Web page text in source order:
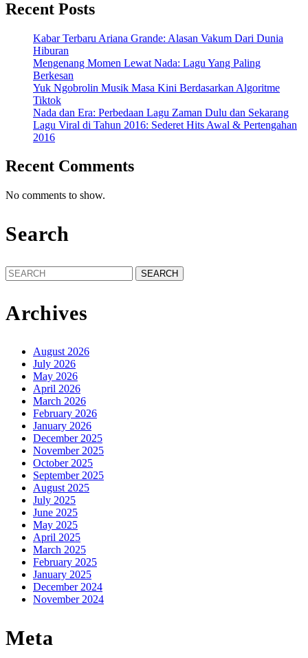
Recent Posts
Kabar Terbaru Ariana Grande: Alasan Vakum Dari Dunia
Hiburan
Mengenang Momen Lewat Nada: Lagu Yang Paling
Berkesan
Yuk Ngobrolin Musik Masa Kini Berdasarkan Algoritme
Tiktok
Nada dan Era: Perbedaan Lagu Zaman Dulu dan Sekarang
Lagu Viral di Tahun 2016: Sederet Hits Awal & Pertengahan
2016
Recent Comments
No comments to show.
Search
Search
for:
Archives
August 2026
July 2026
May 2026
April 2026
March 2026
February 2026
January 2026
December 2025
November 2025
October 2025
September 2025
August 2025
July 2025
June 2025
May 2025
April 2025
March 2025
February 2025
January 2025
December 2024
November 2024
Meta